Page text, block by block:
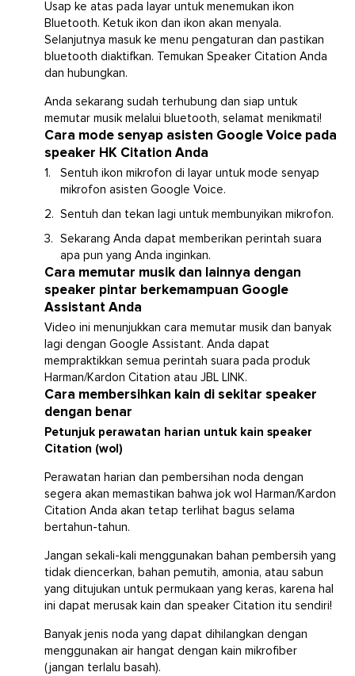
Usap ke atas pada layar untuk menemukan ikon
Bluetooth. Ketuk ikon dan ikon akan menyala.
Selanjutnya masuk ke menu pengaturan dan pastikan
bluetooth diaktifkan. Temukan Speaker Citation Anda
dan hubungkan.
Anda sekarang sudah terhubung dan siap untuk
memutar musik melalui bluetooth, selamat menikmati!
Cara mode senyap asisten Google Voice pada
speaker HK Citation Anda
Sentuh ikon mikrofon di layar untuk mode senyap
mikrofon asisten Google Voice.
Sentuh dan tekan lagi untuk membunyikan mikrofon.
Sekarang Anda dapat memberikan perintah suara
apa pun yang Anda inginkan.
Cara memutar musik dan lainnya dengan
speaker pintar berkemampuan Google
Assistant Anda
Video ini menunjukkan cara memutar musik dan banyak
lagi dengan Google Assistant. Anda dapat
mempraktikkan semua perintah suara pada produk
Harman/Kardon Citation atau JBL LINK.
Cara membersihkan kain di sekitar speaker
dengan benar
Petunjuk perawatan harian untuk kain speaker
Citation (wol)
Perawatan harian dan pembersihan noda dengan
segera akan memastikan bahwa jok wol Harman/Kardon
Citation Anda akan tetap terlihat bagus selama
bertahun-tahun.
Jangan sekali-kali menggunakan bahan pembersih yang
tidak diencerkan, bahan pemutih, amonia, atau sabun
yang ditujukan untuk permukaan yang keras, karena hal
ini dapat merusak kain dan speaker Citation itu sendiri!
Banyak jenis noda yang dapat dihilangkan dengan
menggunakan air hangat dengan kain mikrofiber
(jangan terlalu basah).